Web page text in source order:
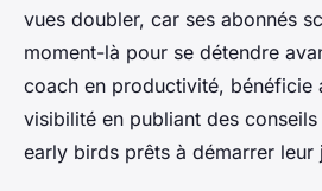
vues doubler, car ses abonnés
moment-là pour se détendre
coach en productivité, bénéficie
visibilité en publiant des
early birds prêts à démarrer leur